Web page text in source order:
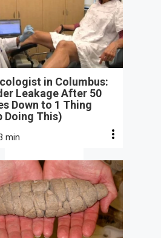
in Columbus:
Leakage After 50
Down to 1 Thing
Doing This)
min